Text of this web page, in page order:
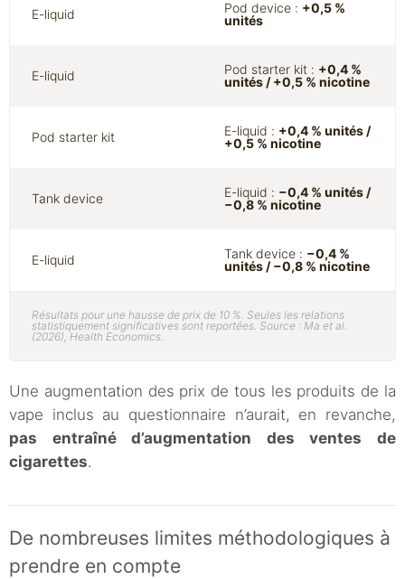
E-liquid Pod device : +0,5 %
unités
E-liquid Pod starter kit : +0,4 %
unités / +0,5 % nicotine
Pod starter kit E-liquid : +0,4 % unités /
+0,5 % nicotine
Tank device E-liquid : −0,4 % unités /
−0,8 % nicotine
E-liquid Tank device : −0,4 %
unités / −0,8 % nicotine
Résultats pour une hausse de prix de 10 %. Seules les relations
statistiquement significatives sont reportées. Source : Ma et al.
(2026), Health Economics.
Une augmentation des prix de tous les produits de la
vape inclus au questionnaire n’aurait, en revanche,
pas entraîné d’augmentation des ventes de
cigarettes.
De nombreuses limites méthodologiques à
prendre en compte